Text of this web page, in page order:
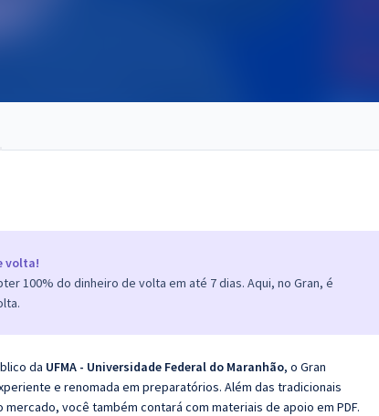
volta!
100% do dinheiro de volta em até 7 dias. Aqui, no Gran, é
da UFMA - Universidade Federal do Maranhão, o Gran
e renomada em preparatórios. Além das tradicionais
você também contará com materiais de apoio em PDF.